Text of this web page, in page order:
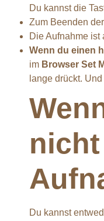
Du kannst die
Zum Beenden
Die Aufnahme
Wenn du einen
im Browser Set
lange drückt.
Du kannst